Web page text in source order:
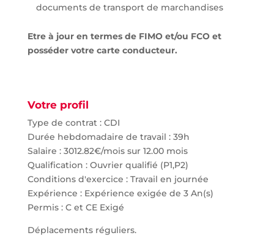
documents de transport de marchandises
Etre à jour en termes de FIMO et/ou FCO et
posséder votre carte conducteur.
Votre profil
Type de contrat : CDI
Durée hebdomadaire de travail : 39h
Salaire : 3012.82€/mois sur 12.00 mois
Qualification : Ouvrier qualifié (P1,P2)
Conditions d'exercice : Travail en journée
Expérience : Expérience exigée de 3 An(s)
Permis : C et CE Exigé
Déplacements réguliers.